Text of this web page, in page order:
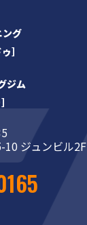
ジム
ジュンビル2F